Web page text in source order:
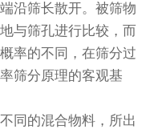
沿筛长散开。被筛物
与筛孔进行比较，而
率的不同，在筛分过
筛分原理的客观基
同的混合物料，所出